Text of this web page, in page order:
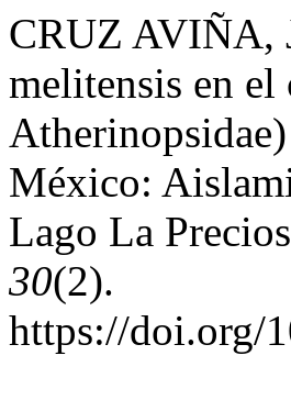
CRUZ AVIÑA,
melitensis en
México:
Lago La
30(2).
https://doi.org/